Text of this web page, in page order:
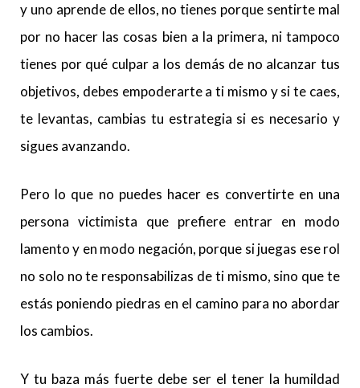
y uno aprende de ellos, no tienes porque sentirte mal
por no hacer las cosas bien a la primera, ni tampoco
tienes por qué culpar a los demás de no alcanzar tus
objetivos, debes empoderarte a ti mismo y si te caes,
te levantas, cambias tu estrategia si es necesario y
sigues avanzando.
Pero lo que no puedes hacer es convertirte en una
persona victimista que prefiere entrar en modo
lamento y en modo negación, porque si juegas ese rol
no solo no te responsabilizas de ti mismo, sino que te
estás poniendo piedras en el camino para no abordar
los cambios.
Y tu baza más fuerte debe ser el tener la humildad